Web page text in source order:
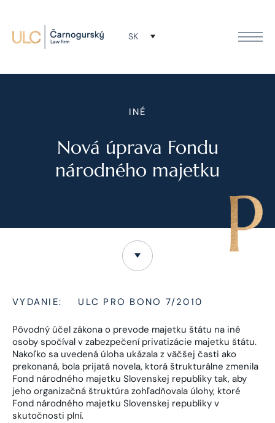
SK
INÉ
Nová úprava Fondu
národného majetku
VYDANIE: ULC PRO BONO 7/2010
Pôvodný účel zákona o prevode majetku štátu na iné
osoby spočíval v zabezpečení privatizácie majetku štátu.
Nakoľko sa uvedená úloha ukázala z väčšej časti ako
prekonaná, bola prijatá novela, ktorá štrukturálne zmenila
Fond národného majetku Slovenskej republiky tak, aby
jeho organizačná štruktúra zohľadňovala úlohy, ktoré
Fond národného majetku Slovenskej republiky v
skutočnosti plní.